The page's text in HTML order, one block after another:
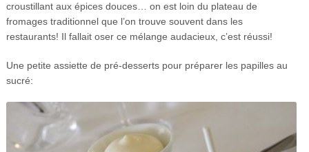
croustillant aux épices douces… on est loin du plateau de
fromages traditionnel que l’on trouve souvent dans les
restaurants! Il fallait oser ce mélange audacieux, c’est réussi!
Une petite assiette de pré-desserts pour préparer les papilles au
sucré: